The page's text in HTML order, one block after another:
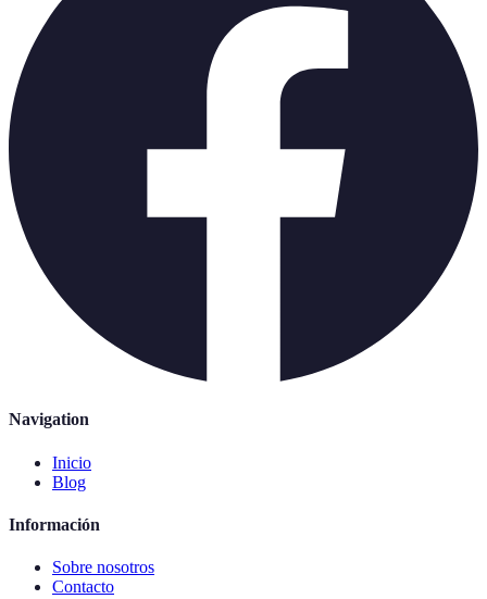
Navigation
Inicio
Blog
Información
Sobre nosotros
Contacto